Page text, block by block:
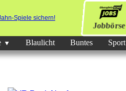
Jobbörse
Blaulicht Buntes Sport